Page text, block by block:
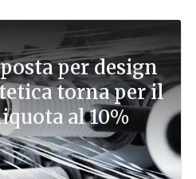
per design
torna per il
al 10%